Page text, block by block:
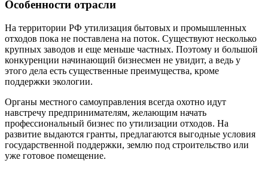
Особенности отрасли
На территории РФ утилизация бытовых и промышленных
отходов пока не поставлена на поток. Существуют несколько
крупных заводов и еще меньше частных. Поэтому и большой
конкуренции начинающий бизнесмен не увидит, а ведь у
этого дела есть существенные преимущества, кроме
поддержки экологии.
Органы местного самоуправления всегда охотно идут
навстречу предпринимателям, желающим начать
профессиональный бизнес по утилизации отходов. На
развитие выдаются гранты, предлагаются выгодные условия
государственной поддержки, землю под строительство или
уже готовое помещение.